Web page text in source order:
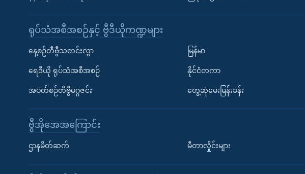
ရုပ်သံအစီအစဉ်နှင့် ဗွီဒီယိုကဏ္ဍများ
နေ့စဉ်တီဗွီသတင်းလွှာ
ရေဒီယို ရုပ်သံအစီအစဉ်
အပတ်စဉ်တီဗွီမဂ္ဂဇင်း
မြန်မာ
နိုင်ငံတကာ
တွေ့ဆုံမေးမြန်းခန်း
ဗွီအိုအေအကြောင်း
ဌာနမိတ်ဆက် မီတာလှိုင်းများ